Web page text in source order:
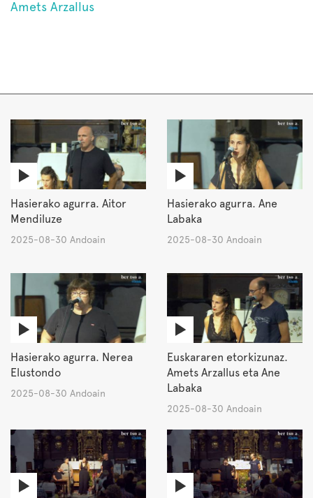
Amets Arzallus
Hasierako agurra. Aitor
Mendiluze
2025-08-30 Andoain
Hasierako agurra. Ane
Labaka
2025-08-30 Andoain
Hasierako agurra. Nerea
Elustondo
2025-08-30 Andoain
Euskararen etorkizunaz.
Amets Arzallus eta Ane
Labaka
2025-08-30 Andoain